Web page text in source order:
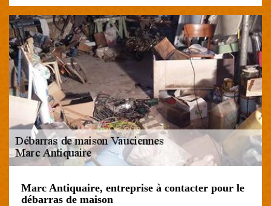
Marc Antiquaire, entreprise à contacter pour le
débarras de maison